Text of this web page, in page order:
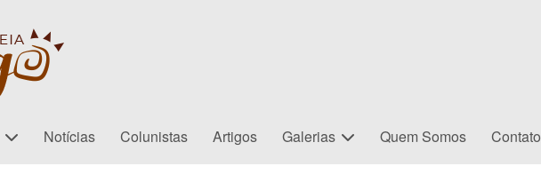
Notícias Colunistas Artigos Galerias Quem Somos Contato